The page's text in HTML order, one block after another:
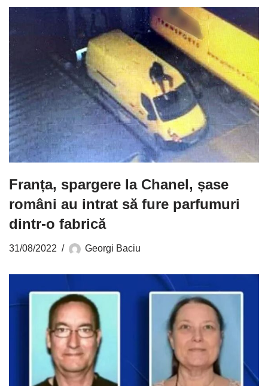
Franța, spargere la Chanel, șase
români au intrat să fure parfumuri
dintr-o fabrică
31/08/2022 Georgi Baciu